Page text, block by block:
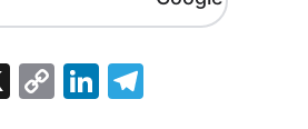
X
CopyLinkedIn